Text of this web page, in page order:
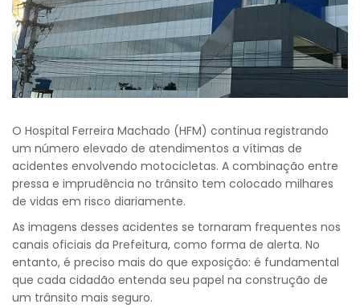
O Hospital Ferreira Machado (HFM) continua registrando
um número elevado de atendimentos a vítimas de
acidentes envolvendo motocicletas. A combinação entre
pressa e imprudência no trânsito tem colocado milhares
de vidas em risco diariamente.
As imagens desses acidentes se tornaram frequentes nos
canais oficiais da Prefeitura, como forma de alerta. No
entanto, é preciso mais do que exposição: é fundamental
que cada cidadão entenda seu papel na construção de
um trânsito mais seguro.